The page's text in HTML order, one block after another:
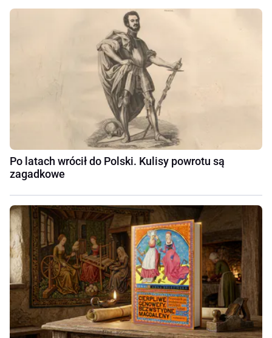
Po latach wrócił do Polski. Kulisy powrotu są
zagadkowe